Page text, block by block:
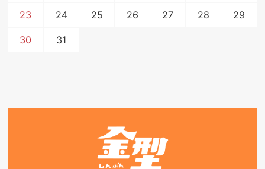
23 24 25 26 27 28 29
30 31